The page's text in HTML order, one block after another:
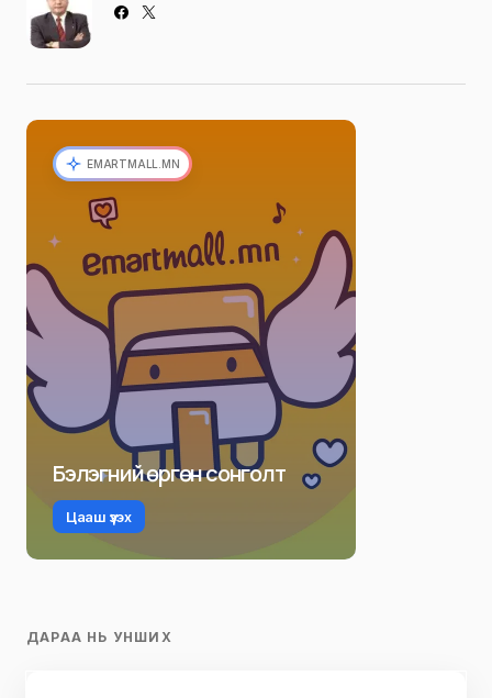
EMARTMALL.MN
Бэлэгний өргөн сонголт
Цааш үзэх
ДАРАА НЬ УНШИХ